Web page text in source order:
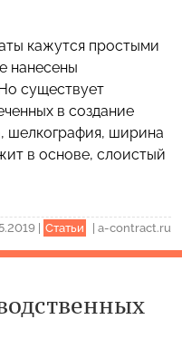
кажутся простыми
нанесены
существует
в создание
шелкография, ширина
в основе, слоистый
Статьи a-contract.ru